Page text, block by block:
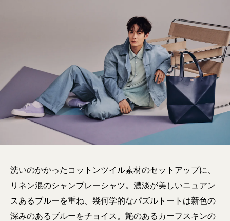
洗いのかかったコットンツイル素材のセットアップに、
リネン混のシャンブレーシャツ。濃淡が美しいニュアン
スあるブルーを重ね、幾何学的なパズルトートは新色の
深みのあるブルーをチョイス。艶のあるカーフスキンの